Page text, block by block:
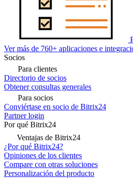
Ver más de 760+ aplicaciones e
Socios
Para clientes
Directorio de socios
Obtener consultas generales
Para socios
Conviértase en socio de Bitrix24
Partner login
Por qué Bitrix24
Ventajas de Bitrix24
¿Por qué Bitrix24?
Opiniones de los clientes
Compare con otras soluciones
Personalización del producto